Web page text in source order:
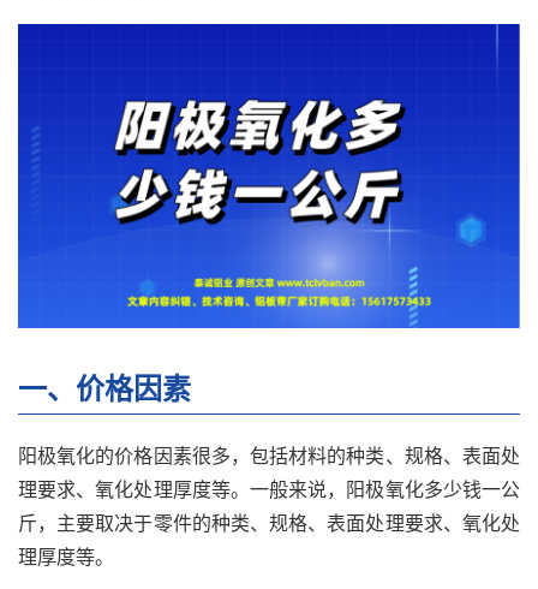
一、价格因素
阳极氧化的价格因素很多，包括材料的种类、规格、表面处
理要求、氧化处理厚度等。一般来说，阳极氧化多少钱一公
斤，主要取决于零件的种类、规格、表面处理要求、氧化处
理厚度等。